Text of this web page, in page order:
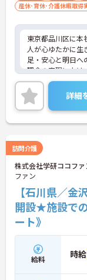
産休･育休･介護休暇取得
東京都品川区に本
人が心ゆたかに
足・安心と明日へ
理念の実現に向け
す。
ご興味のある方に
に詳細をお話しい
さい！
詳細
訪問介護
株式会社学研ココフ
ファン
【石川県／
開設★施設で
ート》
給料 時給